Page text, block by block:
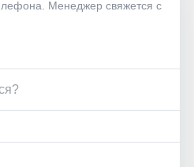
Менеджер свяжется с